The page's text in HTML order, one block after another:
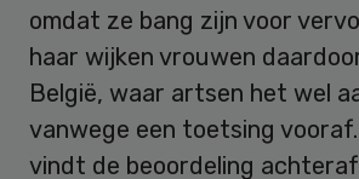
omdat ze bang zijn voor
haar wijken vrouwen
België, waar artsen het wel
vanwege een toetsing
vindt de beoordeling